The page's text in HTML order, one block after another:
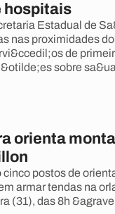
hospitais
Estadual de
nas proximidades
de
sobre
orienta
postos de
armar tendas na
(31), das 8h